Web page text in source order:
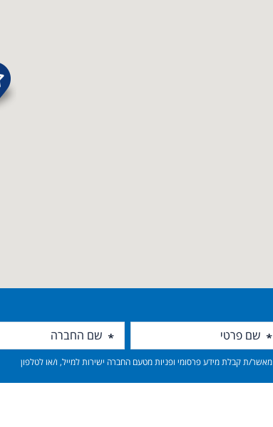
מאשר/ת קבלת מידע פרסומי ופניות מטעם החברה ישירות למייל, ו/או לטלפון